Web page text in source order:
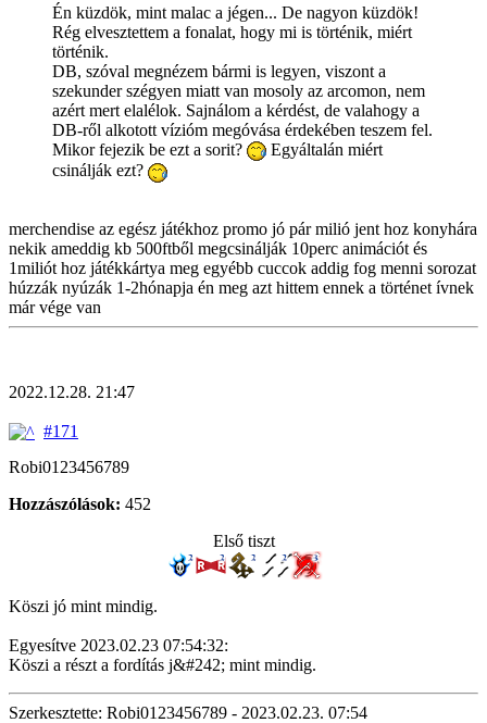
Én küzdök, mint malac a jégen... De nagyon küzdök!
Rég elvesztettem a fonalat, hogy mi is történik, miért
történik.
DB, szóval megnézem bármi is legyen, viszont a
szekunder szégyen miatt van mosoly az arcomon, nem
azért mert elalélok. Sajnálom a kérdést, de valahogy a
DB-ről alkotott vízióm megóvása érdekében teszem fel.
Mikor fejezik be ezt a sorit?
Egyáltalán miért
csinálják ezt?
merchendise az egész játékhoz promo jó pár milió jent hoz konyhára
nekik ameddig kb 500ftből megcsinálják 10perc animációt és
1miliót hoz játékkártya meg egyébb cuccok addig fog menni sorozat
húzzák nyúzák 1-2hónapja én meg azt hittem ennek a történet ívnek
már vége van
2022.12.28. 21:47
#171
Robi0123456789
Hozzászólások: 452
Első tiszt
Köszi jó mint mindig.
Egyesítve 2023.02.23 07:54:32:
Köszi a részt a fordítás j&#242; mint mindig.
Szerkesztette: Robi0123456789 - 2023.02.23. 07:54